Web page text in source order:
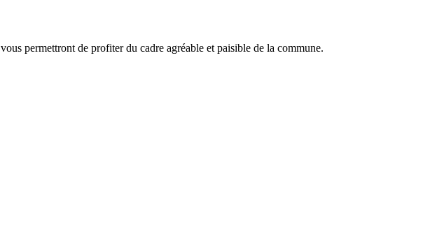
vous permettront de profiter du cadre agréable et paisible de la commune.